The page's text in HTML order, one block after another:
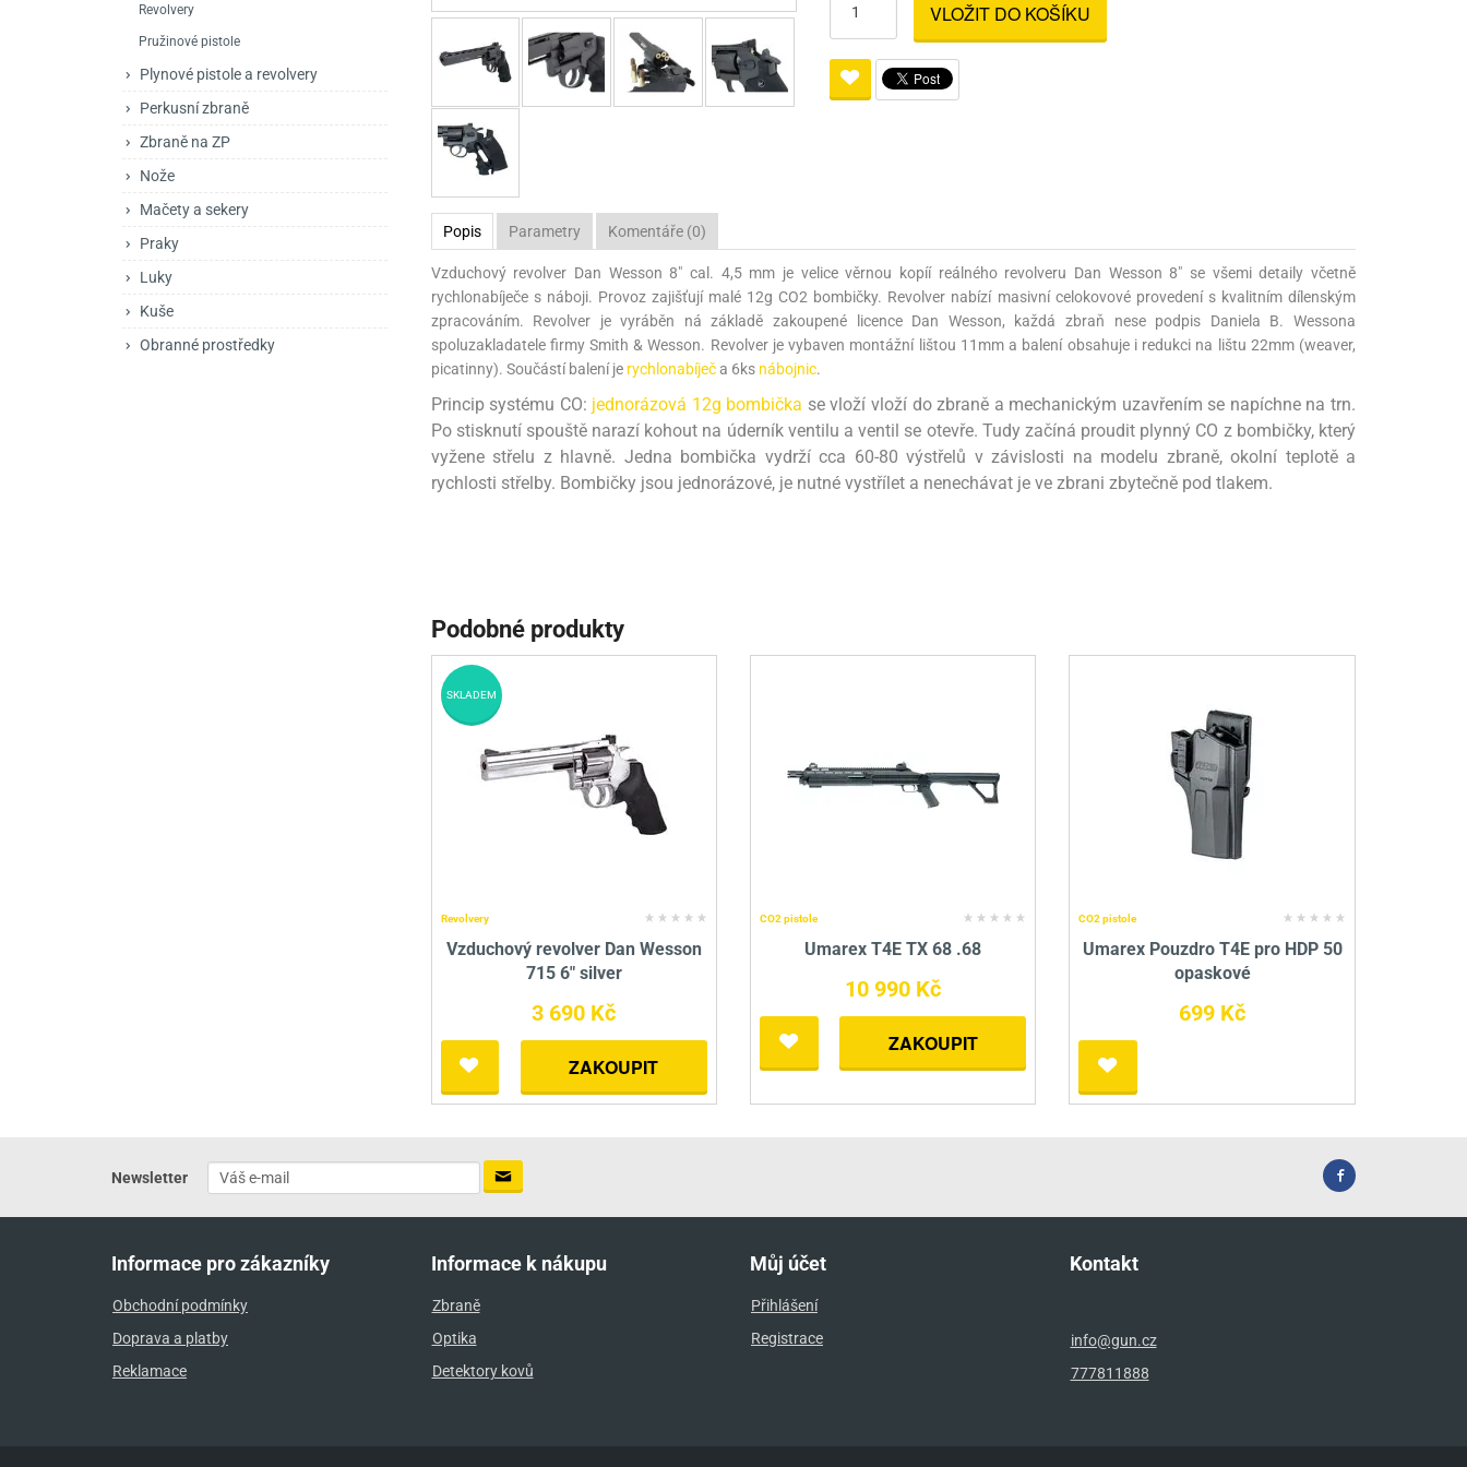
Zásobníky
Příslušenství pro zbraně na ZP
Brokovnice opakovací
Brokovnice samonabíjecí
Zavírací nože
Kuchyňské nože
Příslušenství pro nože
Luky
Kuše
Pro lištu weaver a picatinny
Adaptéry
Pro lištu 15 - 17 mm
Náboje na ZP Pistolové a revolverové náboje
Puškové náboje
Brokové náboje
Ochranné prostředky
Rowan Engineering
Bipody, stolice a vaky
Pro perkusní zbraně
Ostatní Svítilny
Revolvery
Pružinové pistole
Plynové pistole a revolvery
Perkusní zbraně
Zbraně na ZP
Nože
Mačety a sekery
Praky
Luky
Kuše
Obranné prostředky
VLOŽIT DO KOŠÍKU
Popis Parametry Komentáře (0)
Vzduchový revolver Dan Wesson 8" cal. 4,5 mm je velice věrnou kopíí reálného revolveru Dan Wesson 8" se všemi detaily včetně
rychlonabíječe s náboji. Provoz zajišťují malé 12g CO2 bombičky. Revolver nabízí masivní celokovové provedení s kvalitním dílenským
zpracováním. Revolver je vyráběn ná základě zakoupené licence Dan Wesson, každá zbraň nese podpis Daniela B. Wessona
spoluzakladatele firmy Smith & Wesson. Revolver je vybaven montážní lištou 11mm a balení obsahuje i redukci na lištu 22mm (weaver,
picatinny). Součástí balení je rychlonabíječa 6ks nábojnic.
Princip systému CO: jednorázová 12g bombička se vloží vloží do zbraně a mechanickým uzavřením se napíchne na trn.
Po stisknutí spouště narazí kohout na úderník ventilu a ventil se otevře. Tudy začíná proudit plynný CO z bombičky, který
vyžene střelu z hlavně. Jedna bombička vydrží cca 60-80 výstřelů v závislosti na modelu zbraně, okolní teplotě a
rychlosti střelby. Bombičky jsou jednorázové, je nutné vystřílet a nenechávat je ve zbrani zbytečně pod tlakem.
Podobné produkty
Revolvery
Vzduchový revolver Dan Wesson
715 6" silver
3 690 Kč
ZAKOUPIT
SKLADEM
CO2 pistole
Umarex T4E TX 68 .68
10 990 Kč
ZAKOUPIT
CO2 pistole
Umarex Pouzdro T4E pro HDP 50
opaskové
699 Kč
Newsletter
Informace pro zákazníky
Obchodní podmínky
Doprava a platby
Reklamace
Informace k nákupu
Zbraně
Optika
Detektory kovů
Můj účet
Přihlášení
Registrace
Kontakt
info@gun.cz
777811888